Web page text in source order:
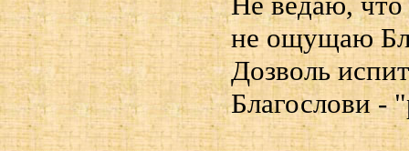
не ощущаю
Дозволь
Благослови -